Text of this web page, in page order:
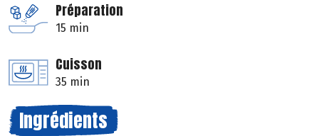
Préparation
15 min
Cuisson
35 min
Ingrédients